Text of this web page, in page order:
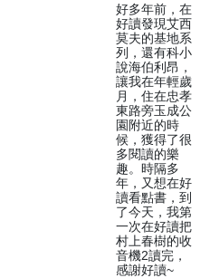
好多年前，在
好讀發現艾西
莫夫的基地系
列，還有科小
說海伯利昂，
讓我在年輕歲
月，住在忠孝
東路旁玉成公
園附近的時
候，獲得了很
多閱讀的樂
趣。時隔多
年，又想在好
讀看點書，到
了今天，我第
一次在好讀把
村上春樹的收
音機2讀完，
感謝好讀~